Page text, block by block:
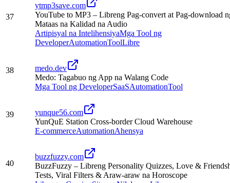
37
ytmp3save.com
YouTube to MP3 – Libreng Pag-convert at Pag-download
Mataas na Kalidad na Audio
Artipisyal na IntelihensiyaMga Tool ng
DeveloperAutomationToolLibre
38
medo.dev
Medo: Tagabuo ng App na Walang Code
Mga Tool ng DeveloperSaaSAutomationTool
39
yunque56.com
YunQuE Station Cross-border Cloud Warehouse
E-commerceAutomationAhensya
40
buzzfuzzy.com
BuzzFuzzy – Libreng Personality Quizzes, Love &
Tests, Viral Filters & Araw-araw na Horoscope